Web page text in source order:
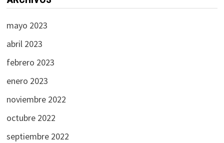
mayo 2023
abril 2023
febrero 2023
enero 2023
noviembre 2022
octubre 2022
septiembre 2022